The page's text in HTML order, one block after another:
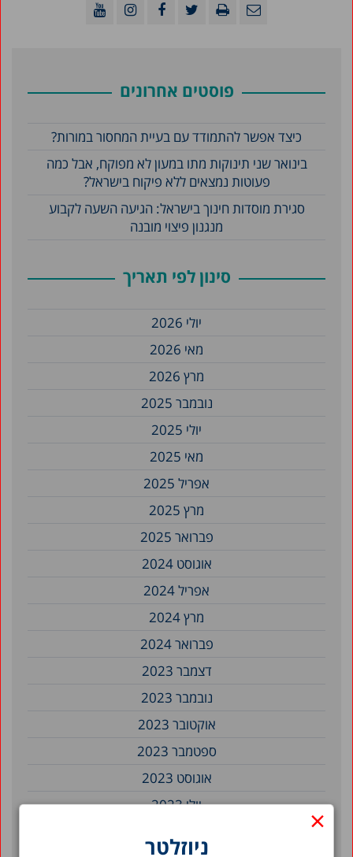
×
ניוזלטר
פוסטים אחרונים
כיצד אפשר להתמודד עם בעיית המחסור במורות?
בינואר שני תינוקות מתו במעון לא מפוקח, אבל כמה
פעוטות נמצאים ללא פיקוח בישראל?
סגירת מוסדות חינוך בישראל: הגיעה השעה לקבוע
מנגנון פיצוי מובנה
סינון לפי תאריך
יולי 2026
מאי 2026
מרץ 2026
נובמבר 2025
יולי 2025
מאי 2025
אפריל 2025
מרץ 2025
פברואר 2025
אוגוסט 2024
אפריל 2024
מרץ 2024
פברואר 2024
דצמבר 2023
נובמבר 2023
אוקטובר 2023
ספטמבר 2023
אוגוסט 2023
יולי 2023